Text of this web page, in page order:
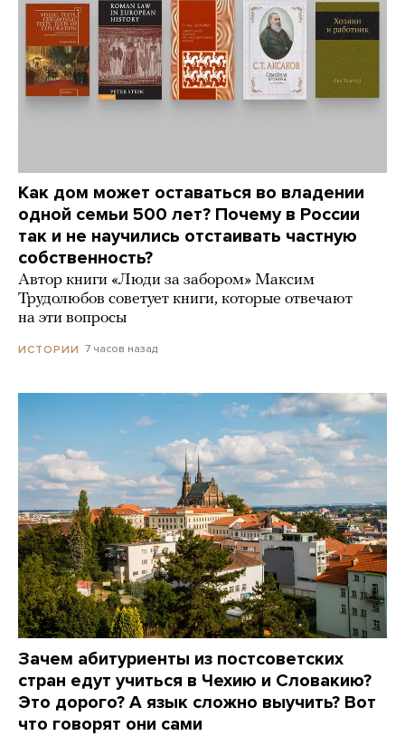
Как дом может оставаться во владении
одной семьи 500 лет? Почему в России
так и не научились отстаивать частную
собственность?
Автор книги «Люди за забором» Максим
Трудолюбов советует книги, которые отвечают
на эти вопросы
ИСТОРИИ 7 часов назад
Зачем абитуриенты из постсоветских
стран едут учиться в Чехию и Словакию?
Это дорого? А язык сложно выучить? Вот
что говорят они сами